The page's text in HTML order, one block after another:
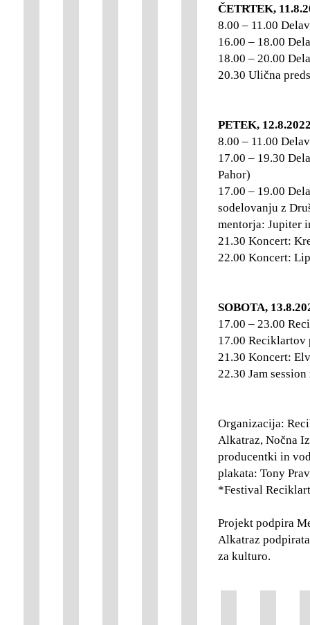
ČETRTEK,
8.00 – 11.00
16.00 – 18.00
18.00 – 20.00
20.30 Ulična
PETEK,
8.00 – 11.00
17.00 – 19.30
Pahor)
17.00 – 19.00
sodelovanju z
mentorja: Jupiter
21.30 Koncert:
22.00 Koncert:
SOBOTA,
17.00 – 23.00
17.00 Reciklartov
21.30 Koncert:
22.30 Jam
Organizacija:
Alkatraz, Nočna
producentki in
plakata: Tony Prav
*Festival
Projekt podpira
Alkatraz
za kulturo.